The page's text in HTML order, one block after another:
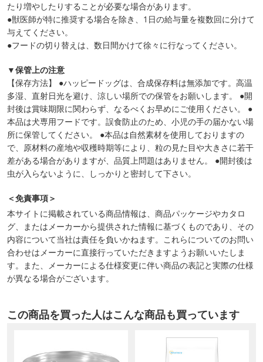
たり増やしたりすることが必要な場合があります。
●獣医師が特に推奨する場合を除き、1日の給与量を複数回に分けて
与えてください。
●フードの切り替えは、数日間かけて徐々に行なってください。
▼保管上の注意
【保存方法】 ●ハッピードッグは、合成保存料は無添加です。高温
多湿、直射日光を避け、涼しい場所での保管をお願いします。 ●開
封後は賞味期限に関わらず、なるべくお早めにご使用ください。 ●
本品は犬専用フードです。誤食防止のため、小児の手の届かない場
所に保管してください。 ●本品は自然素材を使用しておりますの
で、原材料の産地や収穫時期等により、粒の見た目や大きさに若干
差がある場合がありますが、品質上問題はありません。 ●開封後は
虫が入らないように、しっかりと密封して下さい。
＜免責事項＞
本サイトに掲載されている商品情報は、商品パッケージやカタロ
グ、またはメーカーから提供された情報に基づくものであり、その
内容について当社は責任を負いかねます。これらについてのお問い
合わせはメーカーに直接行っていただきますようお願いいたしま
す。また、メーカーによる仕様変更に伴い商品の表記と実際の仕様
が異なる場合がございます。
この商品を買った人はこんな商品も買っています